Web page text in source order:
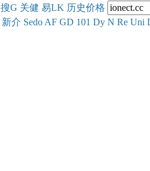
搜G 关健 易LK 历史价格
新介 Sedo AF GD 101 Dy N Re Uni